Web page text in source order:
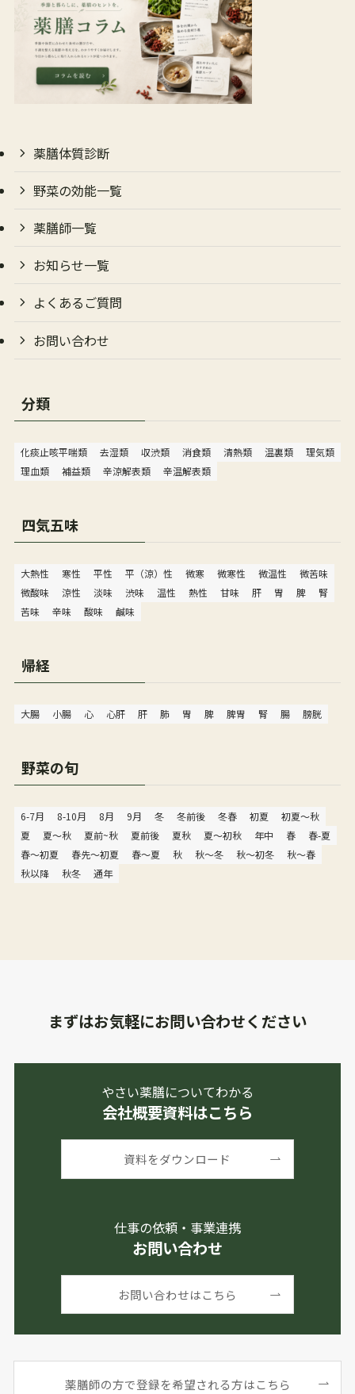
薬膳体質診断
野菜の効能一覧
薬膳師一覧
お知らせ一覧
よくあるご質問
お問い合わせ
分類
化痰止咳平喘類 去湿類 収渋類 消食類 清熱類 温裏類
理気類
理血類
補益類 辛涼解表類 辛温解表類
四気五味
大熱性 寒性 平性 平（涼）性 微寒 微寒性 微温性
微苦味
微酸味
涼性 淡味 渋味 温性 熱性 甘味 肝 胃 脾
腎
苦味
辛味 酸味 鹹味
帰経
大腸 小腸 心 心肝 肝 肺 胃 脾 脾胃 腎 腸 膀胱
野菜の旬
6-7月 8-10月 8月 9月 冬 冬前後 冬春 初夏
初夏〜秋
夏
夏〜秋 夏前~秋 夏前後 夏秋 夏～初秋 年中 春
春-夏
春〜初夏
春先〜初夏 春～夏 秋 秋〜冬 秋〜初冬
秋〜春
秋以降
秋冬 通年
まずはお気軽にお問い合わせください
やさい薬膳についてわかる
会社概要資料はこちら
資料をダウンロード
仕事の依頼・事業連携
お問い合わせ
お問い合わせはこちら
薬膳師の方で登録を希望される方はこちら